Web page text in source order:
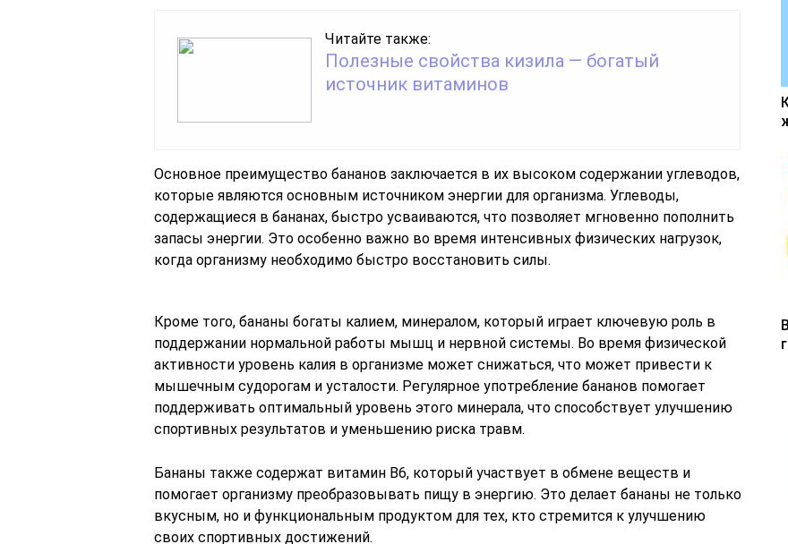
Читайте также:
Полезные свойства кизила — богатый
источник витаминов
Основное преимущество бананов заключается в их высоком содержании углеводов,
которые являются основным источником энергии для организма. Углеводы,
содержащиеся в бананах, быстро усваиваются, что позволяет мгновенно пополнить
запасы энергии. Это особенно важно во время интенсивных физических нагрузок,
когда организму необходимо быстро восстановить силы.
Кроме того, бананы богаты калием, минералом, который играет ключевую роль в
поддержании нормальной работы мышц и нервной системы. Во время физической
активности уровень калия в организме может снижаться, что может привести к
мышечным судорогам и усталости. Регулярное употребление бананов помогает
поддерживать оптимальный уровень этого минерала, что способствует улучшению
спортивных результатов и уменьшению риска травм.
Бананы также содержат витамин B6, который участвует в обмене веществ и
помогает организму преобразовывать пищу в энергию. Это делает бананы не только
вкусным, но и функциональным продуктом для тех, кто стремится к улучшению
своих спортивных достижений.